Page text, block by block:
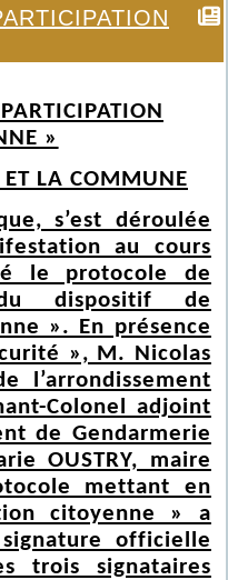
»
ET LA COMMUNE
s’est déroulée
au cours
le protocole de
dispositif de
». En présence
», M. Nicolas
l’arrondissement
Colonel adjoint
de Gendarmerie
OUSTRY, maire
mettant en
citoyenne » a
officielle
trois signataires